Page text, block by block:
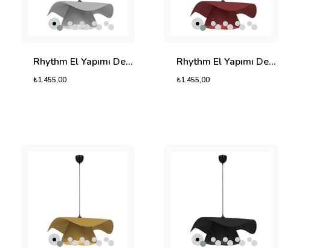
Rhythm El Yapımı Dekoratif Tasarım Jüt Avize M (Ekru, 800gr.)
₺1.455,00
Rhythm El Yapımı Dekoratif Tasarım Jüt Avize M (Kırmızı, 800gr.)
₺1.455,00